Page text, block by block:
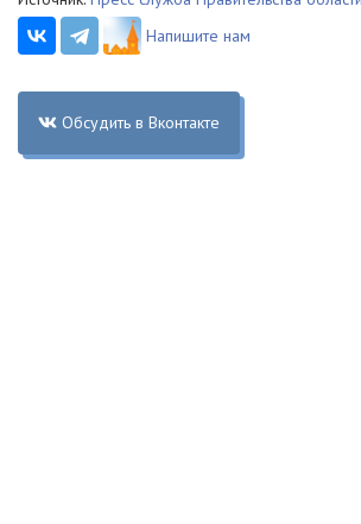
Напишите нам
Обсудить в Вконтакте